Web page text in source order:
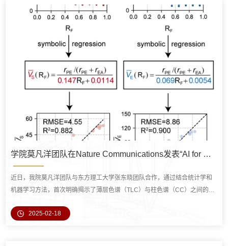
学院莫凡洋团队在Nature Communications发表“AI for Chromatography”方面的新进展
近日，我院莫凡洋团队与东方理工大学张东晓团队合作，通过结合统计学和
机器学习方法，首次明确揭示了薄层色谱（TLC）与柱色谱（CC）之间的量
验（Chemist’s experience）转化为“人工智能经验”（AI experience），为色
2025-02-18